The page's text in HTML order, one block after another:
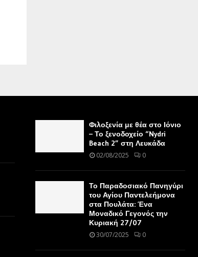
Φιλοξενία με θέα στο Ιόνιο
– Το ξενοδοχείο “Nydri
Beach 2” στη Λευκάδα
02/08/2025 0
Το Παραδοσιακό Πανηγύρι
του Αγίου Παντελεήμονα
στα Πουλάτα: Ένα
Μοναδικό Γεγονός την
Κυριακή 27/07
30/07/2025 0